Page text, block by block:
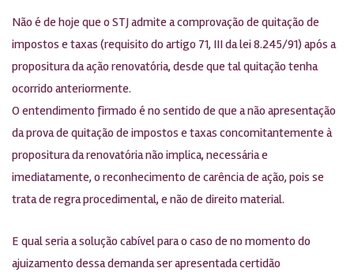
Não é de hoje que o STJ admite a comprovação de quitação de
impostos e taxas (requisito do artigo 71, III da lei 8.245/91) após a
propositura da ação renovatória, desde que tal quitação tenha
ocorrido anteriormente.
O entendimento firmado é no sentido de que a não apresentação
da prova de quitação de impostos e taxas concomitantemente à
propositura da renovatória não implica, necessária e
imediatamente, o reconhecimento de carência de ação, pois se
trata de regra procedimental, e não de direito material.
E qual seria a solução cabível para o caso de no momento do
ajuizamento dessa demanda ser apresentada certidão